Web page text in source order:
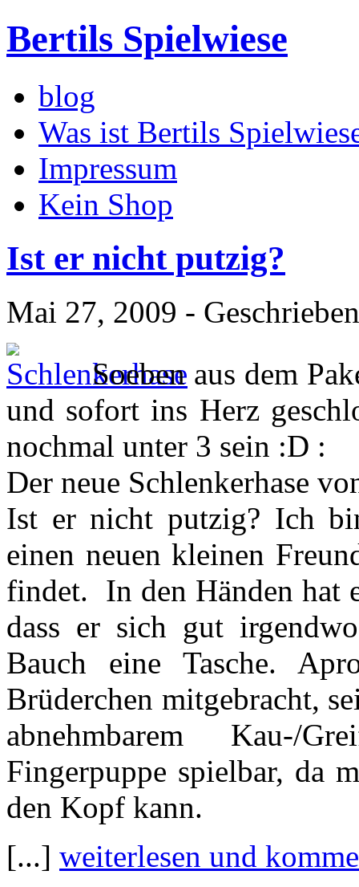
Bertils Spielwiese
blog
Was ist Bertils
Impressum
Kein Shop
Ist er nicht putzig?
Mai 27, 2009 -
Soeben aus dem
und sofort ins Herz
nochmal unter 3 sein :D :
Der neue Schlenkerhase
Ist er nicht putzig? Ich
einen neuen kleinen
findet. In den Händen hat
dass er sich gut
Bauch eine Tasche.
Brüderchen mitgebracht,
abnehmbarem Kau-/
Fingerpuppe spielbar, da
den Kopf kann.
[...] weiterlesen und